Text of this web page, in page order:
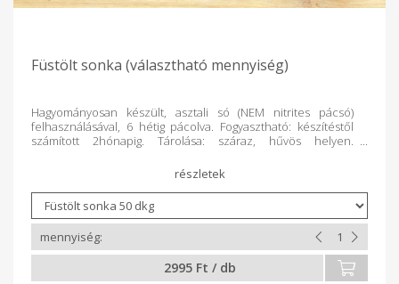
Füstölt sonka (választható mennyiség)
Hagyományosan készült, asztali só (NEM nitrites pácsó)
felhasználásával, 6 hétig pácolva. Fogyasztható: készítéstől
számított 2hónapig. Tárolása: száraz, hűvös helyen.
2995 Ft / db